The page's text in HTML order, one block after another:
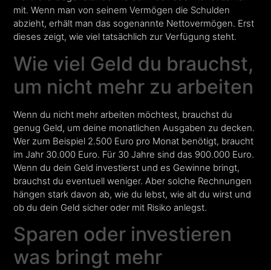
mit. Wenn man von seinem Vermögen die Schulden
abzieht, erhält man das sogenannte Nettovermögen. Erst
dieses zeigt, wie viel tatsächlich zur Verfügung steht.
Wie viel Geld du brauchst,
um nicht mehr zu arbeiten
Wenn du nicht mehr arbeiten möchtest, brauchst du
genug Geld, um deine monatlichen Ausgaben zu decken.
Wer zum Beispiel 2.500 Euro pro Monat benötigt, braucht
im Jahr 30.000 Euro. Für 30 Jahre sind das 900.000 Euro.
Wenn du dein Geld investierst und es Gewinne bringt,
brauchst du eventuell weniger. Aber solche Rechnungen
hängen stark davon ab, wie du lebst, wie alt du wirst und
ob du dein Geld sicher oder mit Risiko anlegst.
Sparen oder investieren
was bringt mehr